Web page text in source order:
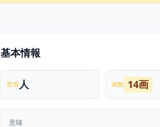
基本情報
部首 人 画数 14画
意味